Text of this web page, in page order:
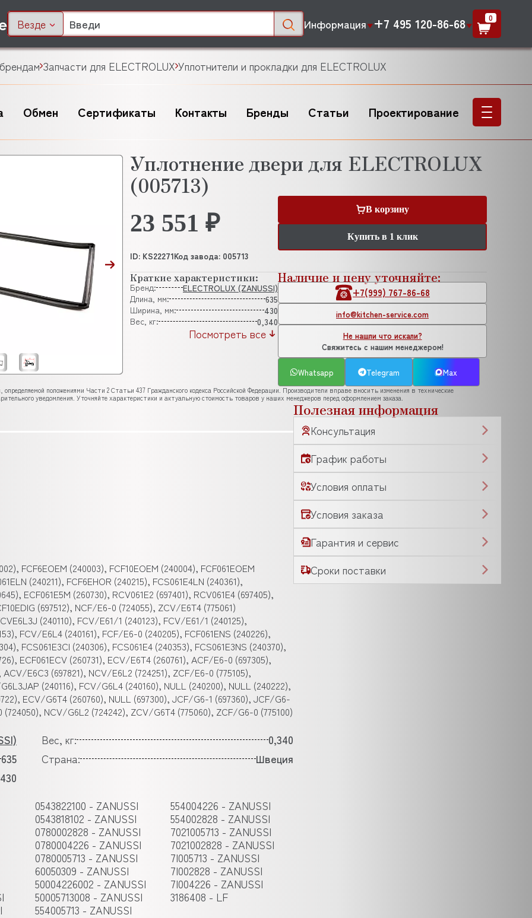
Везде Информация +7 495 120-86-68 0
Запчасти для ELECTROLUX Уплотнители и прокладки для ELECTROLUX
Обмен Сертификаты Контакты Бренды Статьи Проектирование
Уплотнение двери для ELECTROLUX
(005713)
23 551 ₽
В корзину
Купить в 1 клик
ID: KS22271Код завода: 005713
Краткие характеристики:
Бренд:
ELECTROLUX (ZANUSSI)
Длина, мм:
635
Ширина, мм:
430
Вес, кг:
0,340
Посмотреть все
Наличие и цену уточняйте:
+7(999) 767-86-68
info@kitchen-service.com
Не нашли что искали?
Свяжитесь с нашим менеджером!
Whatsapp Telegram Max
положениями Части 2 Статьи 437 Гражданского кодекса Российской Федерации. Производители вправе вносить изменения в технические
уведомления. Уточняйте характеристики и актуальную стоимость товаров у наших менеджеров перед оформлением заказа.
FCF6EOEM (240003), FCF10EOEM (240004), FCF061EOEM
(240211), FCF6EHOR (240215), FCS061E4LN (240361),
ECF061E5M (260730), RCV061E2 (697401), RCV061E4 (697405),
(697512), NCF/E6-0 (724055), ZCV/E6T4 (775061)
(240110), FCV/E61/1 (240123), FCV/E61/1 (240125),
FCV/E6L4 (240161), FCF/E6-0 (240205), FCF061ENS (240226),
FCS061E3CI (240306), FCS061E4 (240353), FCS061E3NS (240370),
ECF061ECV (260731), ECV/E6T4 (260761), ACF/E6-0 (697305),
E6C3 (697821), NCV/E6L2 (724251), ZCF/E6-0 (775105),
(240116), FCV/G6L4 (240160), NULL (240200), NULL (240222),
ECV/G6T4 (260760), NULL (697300), JCF/G6-1 (697360), JCF/G6-
NCV/G6L2 (724242), ZCV/G6T4 (775060), ZCF/G6-0 (775100)
Вес, кг:
0,340
635 Страна:
Швеция
430
0543822100 - ZANUSSI
0543818102 - ZANUSSI
0780002828 - ZANUSSI
0780004226 - ZANUSSI
0780005713 - ZANUSSI
60050309 - ZANUSSI
50004226002 - ZANUSSI
50005713008 - ZANUSSI
554005713 - ZANUSSI
554004226 - ZANUSSI
554002828 - ZANUSSI
7021005713 - ZANUSSI
7021002828 - ZANUSSI
7I005713 - ZANUSSI
7I002828 - ZANUSSI
7I004226 - ZANUSSI
3186408 - LF
Полезная информация
Консультация
График работы
Условия оплаты
Условия заказа
Гарантия и сервис
Сроки поставки